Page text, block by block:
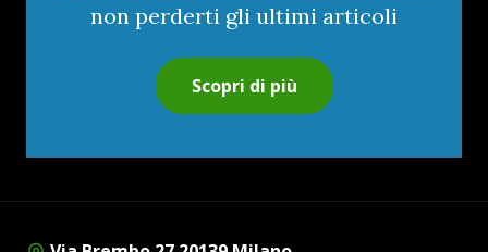
non perderti gli ultimi articoli
Scopri di più